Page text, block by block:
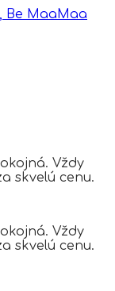
Be MaaMaa
Vždy
skvelú cenu.
Vždy
skvelú cenu.